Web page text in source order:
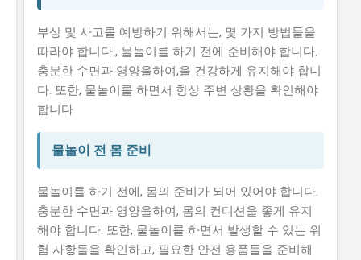
부상 및 사고를 예방하기 위해서는, 몇 가지 방법들을
따라야 합니다., 물놀이를 하기 전에 준비해야 합니다.
충분한 수면과 영양을하여,을 건강하게 유지해야 합니
다. 또한, 물놀이를 하면서 항상 주변 상황을 확인해야
합니다.
물놀이 전 몸 준비
물놀이를 하기 전에, 몸의 준비가 되어 있어야 합니다.
충분한 수면과 영양을하여, 몸의 컨디션을 좋게 유지
해야 합니다. 또한, 물놀이를 하면서 발생할 수 있는 위
험 사항들을 확인하고, 필요한 안전 용품들을 준비해